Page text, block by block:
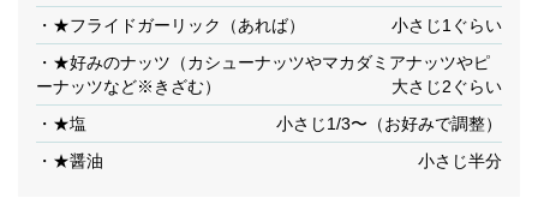
・★フライドガーリック（あれば）
小さじ1ぐらい
・★好みのナッツ（カシューナッツやマカダミアナッツやピ
ーナッツなど※きざむ）
大さじ2ぐらい
・★塩
小さじ1/3〜（お好みで調整）
・★醤油
小さじ半分